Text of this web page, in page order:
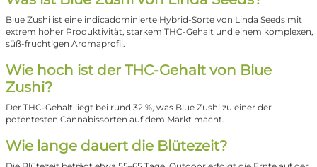
Blue Zushi ist eine indicadominierte Hybrid-Sorte von Linda Seeds mit
extrem hoher Produktivität, starkem THC-Gehalt und einem komplexen,
süß-fruchtigen Aromaprofil.
Wie hoch ist der THC-Gehalt von Blue
Zushi?
Der THC-Gehalt liegt bei rund 32 %, was Blue Zushi zu einer der
potentesten Cannabissorten auf dem Markt macht.
Wie lange dauert die Blütezeit?